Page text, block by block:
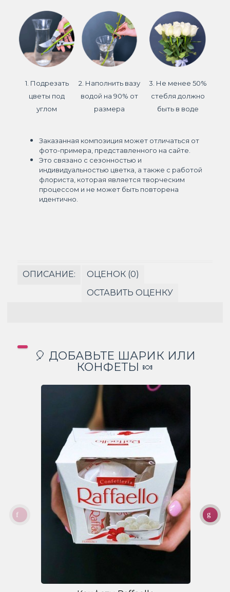
1. Подрезать
цветы под
углом
2. Наполнить вазу
водой на 90% от
размера
3. Не менее 50%
стебля должно
быть в воде
Заказанная композиция может отличаться от
фото-примера, представленного на сайте.
Это связано с сезонностью и
индивидуальностью цветка, а также с работой
флориста, которая является творческим
процессом и не может быть повторена
идентично.
ОПИСАНИЕ:
ОЦЕНОК (0)
ОСТАВИТЬ ОЦЕНКУ
🎈 ДОБАВЬТЕ ШАРИК ИЛИ
КОНФЕТЫ 🍬